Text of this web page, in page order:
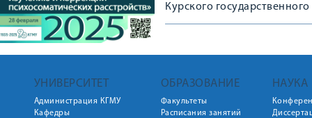
Курского
УНИВЕРСИТЕТ
Администрация КГМУ
Кафедры
ОБРАЗОВАНИЕ
Факультеты
Расписания занятий
НАУКА